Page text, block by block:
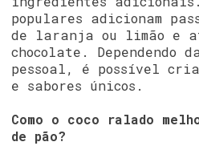
populares adicionam
de laranja ou limão e
chocolate. Dependendo
pessoal, é possível criar
e sabores únicos.
Como o coco ralado
de pão?